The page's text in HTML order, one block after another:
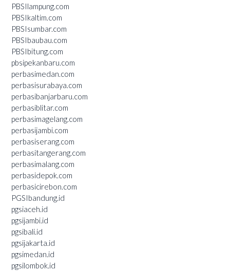
PBSIlampung.com
PBSIkaltim.com
PBSIsumbar.com
PBSIbaubau.com
PBSIbitung.com
pbsipekanbaru.com
perbasimedan.com
perbasisurabaya.com
perbasibanjarbaru.com
perbasiblitar.com
perbasimagelang.com
perbasijambi.com
perbasiserang.com
perbasitangerang.com
perbasimalang.com
perbasidepok.com
perbasicirebon.com
PGSIbandung.id
pgsiaceh.id
pgsijambi.id
pgsibali.id
pgsijakarta.id
pgsimedan.id
pgsilombok.id